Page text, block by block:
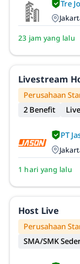
Tre
23 jam yang lalu
Livestream
Perusahaan
2 Benefit
PT
1 hari yang lalu
Host Live
Perusahaan
SMA/SMK